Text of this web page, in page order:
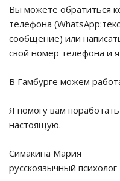
Вы можете обратиться
телефона
сообщение) или
свой номер телефона и
В Гамбурге можем
Я помогу вам
настоящую.
Симакина Мария
русскоязычный